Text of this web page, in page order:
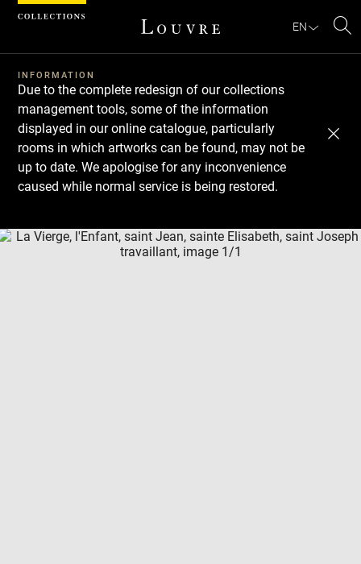
EN
INFORMATION
Due to the complete redesign of our collections
management tools, some of the information
displayed in our online catalogue, particularly
rooms in which artworks can be found, may not be
up to date. We apologise for any inconvenience
caused while normal service is being restored.
Download
Next
Previous
Cookies management panel